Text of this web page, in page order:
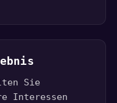
Sie
Interessen